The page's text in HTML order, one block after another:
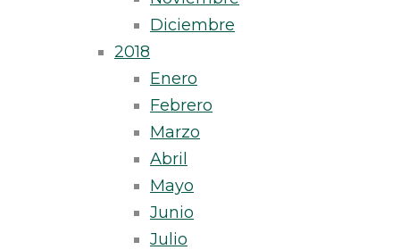
Diciembre
2018
Enero
Febrero
Marzo
Abril
Mayo
Junio
Julio